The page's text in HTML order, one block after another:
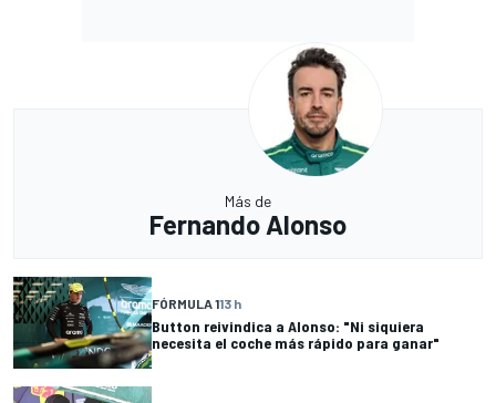
Más de
Fernando Alonso
FÓRMULA 113 h
Button reivindica a Alonso: "Ni siquiera
necesita el coche más rápido para ganar"